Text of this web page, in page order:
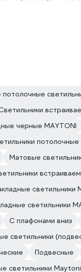
черные MAYTONI
потолочные
Матовые
светильники
светильники
С плафонами вниз
светильники
Подвесные
светильники Maytoni